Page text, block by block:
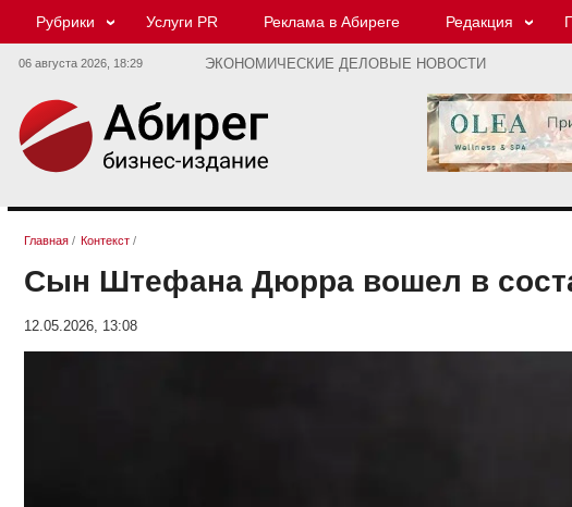
Рубрики Услуги PR Реклама в Абиреге Редакция
06 августа 2026, 18:29 ЭКОНОМИЧЕСКИЕ ДЕЛОВЫЕ НОВОСТИ
Главная / Контекст /
Сын Штефана Дюрра вошел в
12.05.2026, 13:08